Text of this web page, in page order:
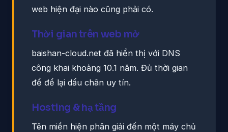
web hiện đại nào cũng phải có.
Thời gian trên web mở
baishan-cloud.net đã hiển thị với DNS
công khai khoảng 10.1 năm. Đủ thời gian
để để lại dấu chân uy tín.
Hosting & hạ tầng
Tên miền hiện phân giải đến một máy chủ